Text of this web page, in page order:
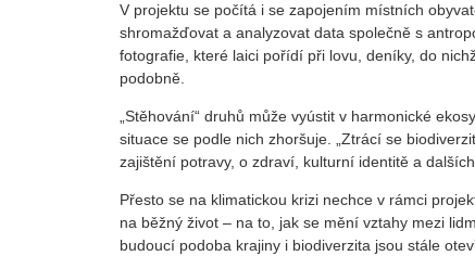
V projektu se počítá i se zapojením místních
shromažďovat a analyzovat data společně s
fotografie, které laici pořídí při lovu, deníky, do
podobně.
„Stěhování“ druhů může vyústit v harmonické
situace se podle nich zhoršuje. „Ztrácí se
zajištění potravy, o zdraví, kulturní identitě a
Přesto se na klimatickou krizi nechce v rámci
na běžný život – na to, jak se mění vztahy mezi
budoucí podoba krajiny i biodiverzita jsou stále